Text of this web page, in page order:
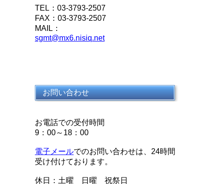
TEL：03-3793-2507
FAX：03-3793-2507
MAIL：
sgmt@mx6.nisiq.net
お問い合わせ
お電話での受付時間
9：00～18：00
電子メールでのお問い合わせは、24時間
受け付けております。
休日：土曜 日曜 祝祭日